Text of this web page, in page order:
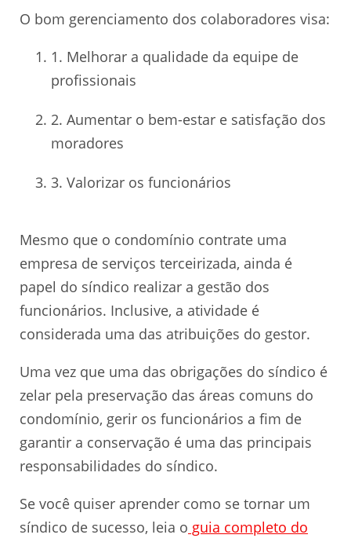
O bom gerenciamento dos colaboradores visa:
1. Melhorar a qualidade da equipe de
profissionais
2. Aumentar o bem-estar e satisfação dos
moradores
3. Valorizar os funcionários
Mesmo que o condomínio contrate uma
empresa de serviços terceirizada, ainda é
papel do síndico realizar a gestão dos
funcionários. Inclusive, a atividade é
considerada uma das atribuições do gestor.
Uma vez que uma das obrigações do síndico é
zelar pela preservação das áreas comuns do
condomínio, gerir os funcionários a fim de
garantir a conservação é uma das principais
responsabilidades do síndico.
Se você quiser aprender como se tornar um
síndico de sucesso, leia o guia completo do